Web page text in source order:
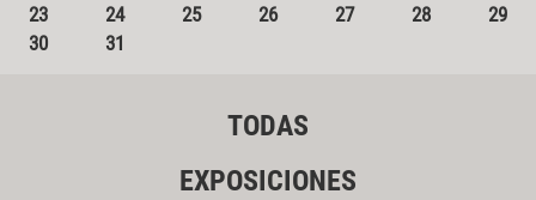
23
24 25 26 27 28
29
30
31
TODAS
EXPOSICIONES